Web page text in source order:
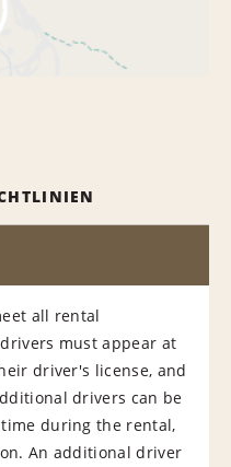
all rental
must appear at
driver's license, and
drivers can be
during the rental,
An additional driver